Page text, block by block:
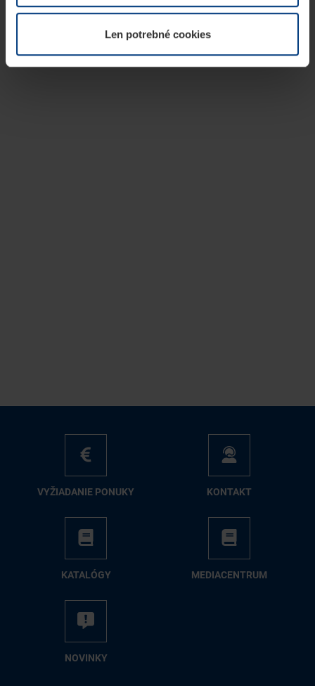
kedykoľvek zmeniť alebo odvolať vo vysvetlení cookie
našej webovej stránky.Len potrebné cookies
VY­ŽIA­DA­NIE PO­NU­KY KON­TAKT
KA­TA­LÓ­GY ME­DIA­CEN­TRUM
NO­VIN­KY